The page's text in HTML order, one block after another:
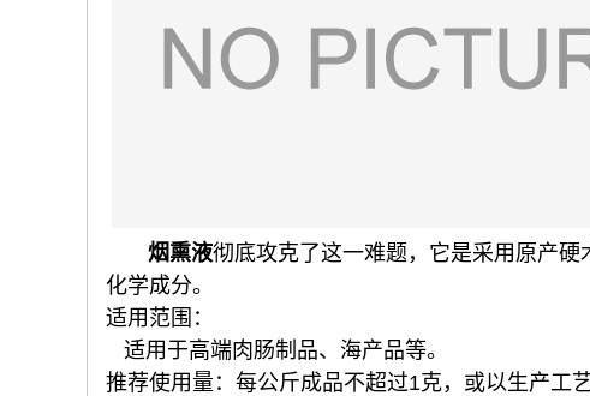
烟熏液彻底攻克了这一难题，它是采用原产
化学成分。
适用范围：
适用于高端肉肠制品、海产品等。
推荐使用量：每公斤成品不超过1克，或以生产工